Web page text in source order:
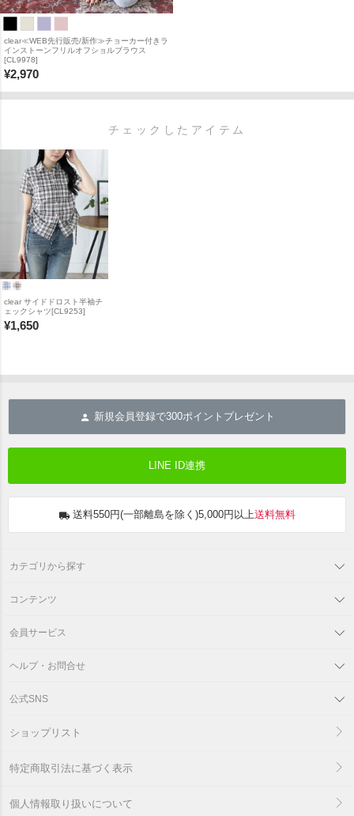
clear≪WEB先行販売/新作≫チョーカー付きラ
インストーンフリルオフショルブラウス
[CL9978]
¥2,970
チェックしたアイテム
clear サイドドロスト半袖チ
ェックシャツ[CL9253]
¥1,650
新規会員登録で300ポイントプレゼント
LINE ID連携
送料550円(一部離島を除く)5,000円以上送料無料
カテゴリから探す
コンテンツ
会員サービス
ヘルプ・お問合せ
公式SNS
ショップリスト
特定商取引法に基づく表示
個人情報取り扱いについて